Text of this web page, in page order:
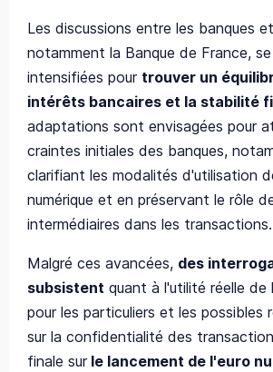
Les discussions entre les banques
notamment la Banque de France,
intensifiées pour trouver un
intérêts bancaires et la stabilité
adaptations sont envisagées pour
craintes initiales des banques,
clarifiant les modalités d'utilisation
numérique et en préservant le rôle
intermédiaires dans les transactions.
Malgré ces avancées, des
subsistent quant à l'utilité réelle de
pour les particuliers et les possibles
sur la confidentialité des
finale surle lancement de l'euro